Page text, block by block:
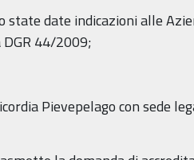
date indicazioni alle
44/2009;
Pievepelago con sede